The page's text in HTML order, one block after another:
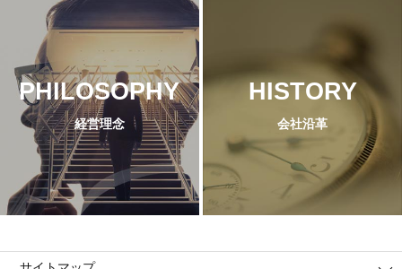
PHILOSOPHY
経営理念
HISTORY
会社沿革